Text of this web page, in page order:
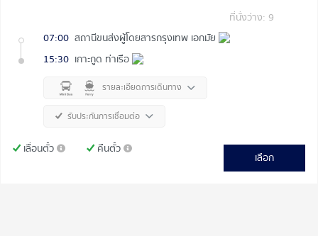
ที่นั่งว่าง: 9
07:00 สถานีขนส่งผู้โดยสารกรุงเทพ เอกมัย
15:30 เกาะกูด ท่าเรือ
รายละเอียดการเดินทาง
รับประกันการเชื่อมต่อ
เลื่อนตั๋ว คืนตั๋ว
เลือก